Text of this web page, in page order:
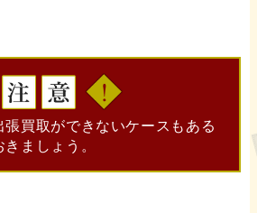
買取ができないケースもある
ましょう。